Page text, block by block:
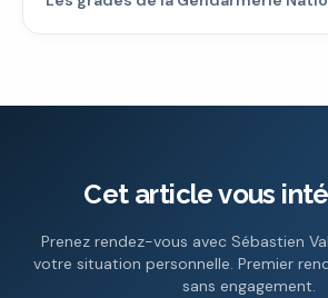
Cet article vous
Prenez rendez-vous avec Sébastien
votre situation personnelle. Premier
sans engagement.